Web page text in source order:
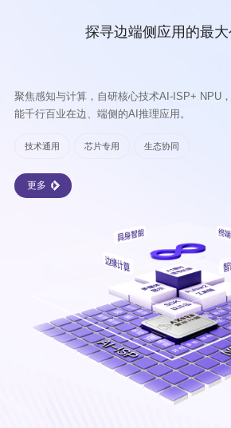
探寻边端侧应用的最
聚焦感知与计算，自研核心技术AI-ISP+ NPU
能千行百业在边、端侧的AI推理应用。
技术通用 芯片专用 生态协同
更多